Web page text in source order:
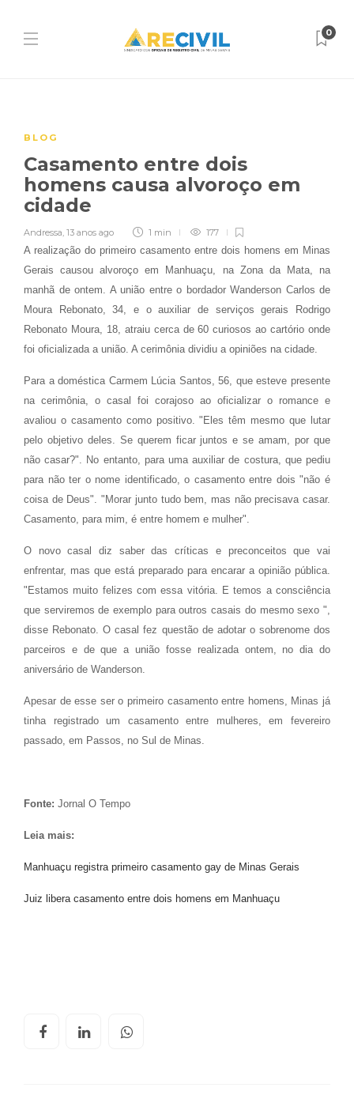
0
BLOG
Casamento entre dois
homens causa alvoroço em
cidade
Andressa, 13 anos ago 1 min 177
A realização do primeiro casamento entre dois homens em Minas
Gerais causou alvoroço em Manhuaçu, na Zona da Mata, na
manhã de ontem. A união entre o bordador Wanderson Carlos de
Moura Rebonato, 34, e o auxiliar de serviços gerais Rodrigo
Rebonato Moura, 18, atraiu cerca de 60 curiosos ao cartório onde
foi oficializada a união. A cerimônia dividiu a opiniões na cidade.
Para a doméstica Carmem Lúcia Santos, 56, que esteve presente
na cerimônia, o casal foi corajoso ao oficializar o romance e
avaliou o casamento como positivo. "Eles têm mesmo que lutar
pelo objetivo deles. Se querem ficar juntos e se amam, por que
não casar?". No entanto, para uma auxiliar de costura, que pediu
para não ter o nome identificado, o casamento entre dois "não é
coisa de Deus". "Morar junto tudo bem, mas não precisava casar.
Casamento, para mim, é entre homem e mulher".
O novo casal diz saber das críticas e preconceitos que vai
enfrentar, mas que está preparado para encarar a opinião pública.
"Estamos muito felizes com essa vitória. E temos a consciência
que serviremos de exemplo para outros casais do mesmo sexo ",
disse Rebonato. O casal fez questão de adotar o sobrenome dos
parceiros e de que a união fosse realizada ontem, no dia do
aniversário de Wanderson.
Apesar de esse ser o primeiro casamento entre homens, Minas já
tinha registrado um casamento entre mulheres, em fevereiro
passado, em Passos, no Sul de Minas.
Fonte: Jornal O Tempo
Leia mais:
Manhuaçu registra primeiro casamento gay de Minas Gerais
Juiz libera casamento entre dois homens em Manhuaçu